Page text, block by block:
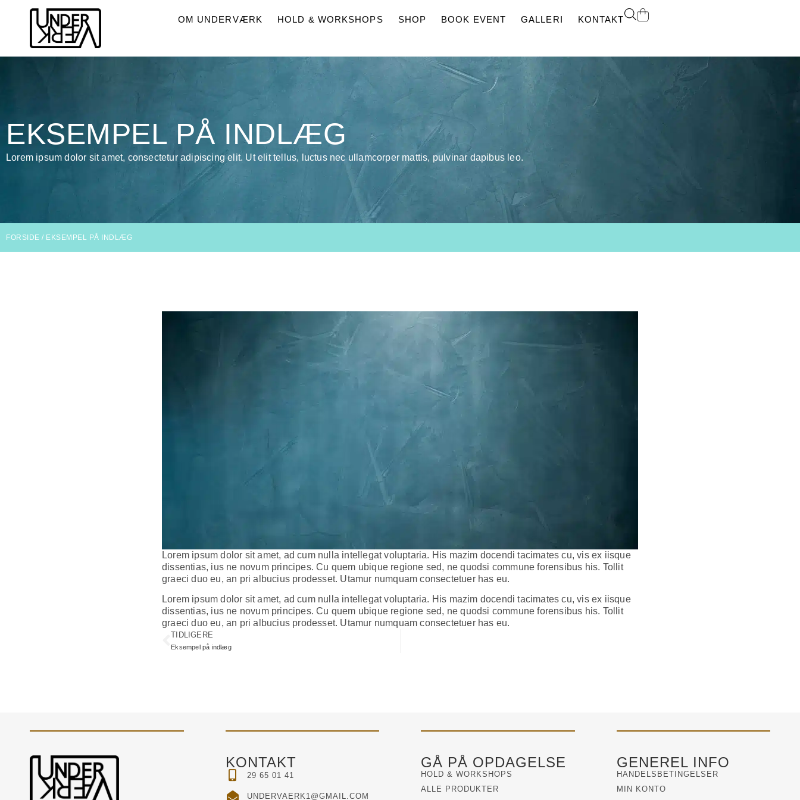
OM UNDERVÆRK HOLD & WORKSHOPS SHOP BOOK EVENT GALLERI KONTAKT
EKSEMPEL PÅ INDLÆG
Lorem ipsum dolor sit amet, consectetur adipiscing elit. Ut elit tellus, luctus nec ullamcorper mattis, pulvinar dapibus leo.
FORSIDE / EKSEMPEL PÅ INDLÆG
Lorem ipsum dolor sit amet, ad cum nulla intellegat voluptaria. His mazim docendi tacimates cu, vis ex iisque
dissentias, ius ne novum principes. Cu quem ubique regione sed, ne quodsi commune forensibus his. Tollit
graeci duo eu, an pri albucius prodesset. Utamur numquam consectetuer has eu.
Lorem ipsum dolor sit amet, ad cum nulla intellegat voluptaria. His mazim docendi tacimates cu, vis ex iisque
dissentias, ius ne novum principes. Cu quem ubique regione sed, ne quodsi commune forensibus his. Tollit
graeci duo eu, an pri albucius prodesset. Utamur numquam consectetuer has eu.
TIDLIGERE
Eksempel på indlæg
KONTAKT
29 65 01 41
UNDERVAERK1@GMAIL.COM
GÅ PÅ OPDAGELSE
HOLD & WORKSHOPS
ALLE PRODUKTER
GENEREL INFO
HANDELSBETINGELSER
MIN KONTO